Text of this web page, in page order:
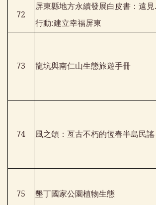
72
屏東縣地方永續發展白皮書：遠見.
行動:建立幸福屏東
73 龍坑與南仁山生態旅遊手冊
74 風之頌：亙古不朽的恆春半島民謠
75 墾丁國家公園植物生態